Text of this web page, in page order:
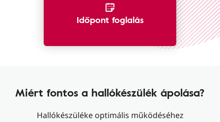
Időpont foglalás
Miért fontos a hallókészülék ápolása?
Hallókészüléke optimális működéséhez